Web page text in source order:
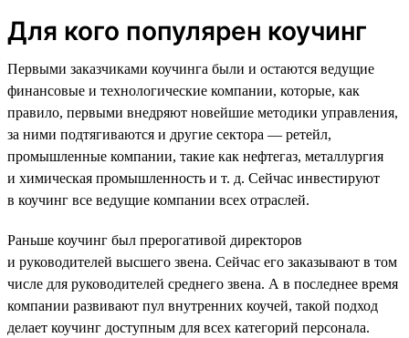
Для кого популярен коучинг
Первыми заказчиками коучинга были и остаются ведущие
финансовые и технологические компании, которые, как
правило, первыми внедряют новейшие методики управления,
за ними подтягиваются и другие сектора — ретейл,
промышленные компании, такие как нефтегаз, металлургия
и химическая промышленность и т. д. Сейчас инвестируют
в коучинг все ведущие компании всех отраслей.
Раньше коучинг был прерогативой директоров
и руководителей высшего звена. Сейчас его заказывают в том
числе для руководителей среднего звена. А в последнее время
компании развивают пул внутренних коучей, такой подход
делает коучинг доступным для всех категорий персонала.